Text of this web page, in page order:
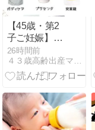
【45歳・第2
子ご妊娠】
「最後のチャ
ンス」と始め
た養生で44歳
26時間前